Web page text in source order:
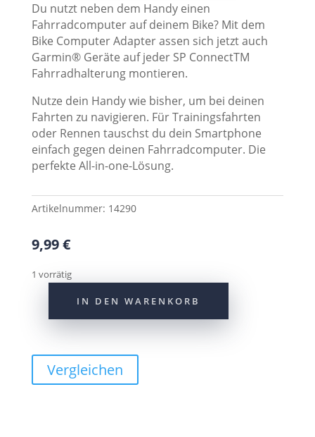
Du nutzt neben dem Handy einen
Fahrradcomputer auf deinem Bike? Mit dem
Bike Computer Adapter assen sich jetzt auch
Garmin® Geräte auf jeder SP ConnectTM
Fahrradhalterung montieren.
Nutze dein Handy wie bisher, um bei deinen
Fahrten zu navigieren. Für Trainingsfahrten
oder Rennen tauschst du dein Smartphone
einfach gegen deinen Fahrradcomputer. Die
perfekte All-in-one-Lösung.
Artikelnummer: 14290
9,99€
1 vorrätig
Adapter
GARMIN/SPC+
IN DEN WARENKORB
Vergleichen